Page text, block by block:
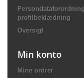
profilbeklædning
Oversigt
Min konto
Mine ordrer